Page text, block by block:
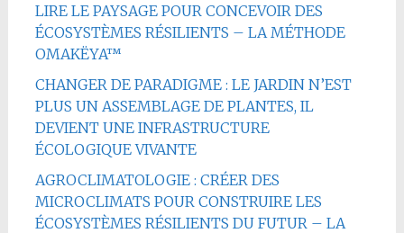
LIRE LE PAYSAGE POUR CONCEVOIR DES
ÉCOSYSTÈMES RÉSILIENTS – LA MÉTHODE
OMAKËYA™
CHANGER DE PARADIGME : LE JARDIN N’EST
PLUS UN ASSEMBLAGE DE PLANTES, IL
DEVIENT UNE INFRASTRUCTURE
ÉCOLOGIQUE VIVANTE
AGROCLIMATOLOGIE : CRÉER DES
MICROCLIMATS POUR CONSTRUIRE LES
ÉCOSYSTÈMES RÉSILIENTS DU FUTUR – LA